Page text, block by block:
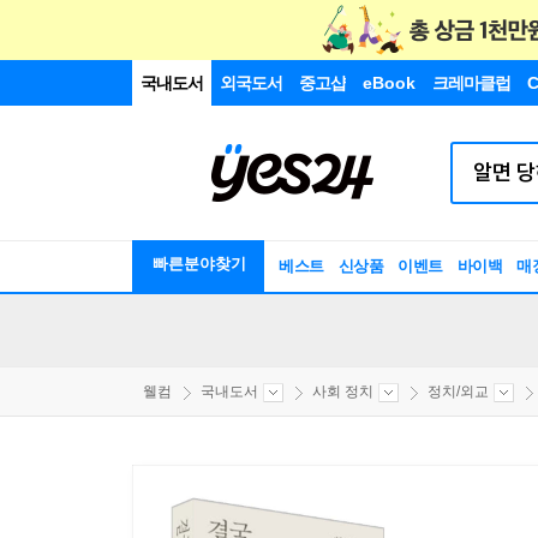
국내도서 외국도서 중고샵 eBook 크레마클럽
빠른분야찾기 베스트 신상품 이벤트 바이백 매
웰컴 국내도서 사회 정치 정치/외교